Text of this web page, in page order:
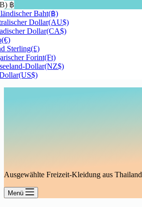
฿
Baht(฿)
Dollar(AU$)
Dollar(CA$)
(€)
Sterling(£)
Forint(Ft)
Dollar(NZ$)
(US$)
Ausgewählte Freizeit-Kleidung aus Thailand
Menü